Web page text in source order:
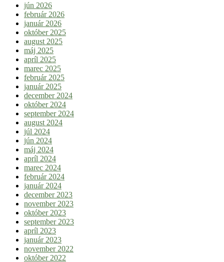
jún 2026
február 2026
január 2026
október 2025
august 2025
máj 2025
apríl 2025
marec 2025
február 2025
január 2025
december 2024
október 2024
september 2024
august 2024
júl 2024
jún 2024
máj 2024
apríl 2024
marec 2024
február 2024
január 2024
december 2023
november 2023
október 2023
september 2023
apríl 2023
január 2023
november 2022
október 2022